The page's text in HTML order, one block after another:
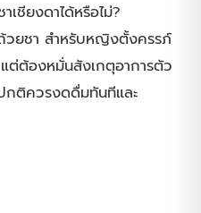
ชียงดาได้หรือไม่?
วยชา สำหรับหญิงตั้งครรภ์
ต่ต้องหมั่นสังเกตุอาการตัว
กติควรงดดื่มทันทีและ